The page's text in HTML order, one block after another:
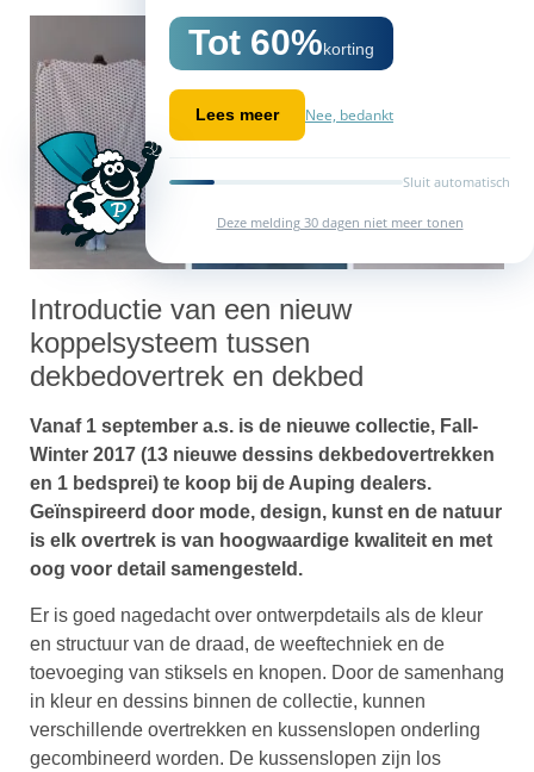
Tot 60%korting
Lees meer Nee, bedankt
Sluit automatisch
Deze melding 30 dagen niet meer tonen
Introductie van een nieuw
koppelsysteem tussen
dekbedovertrek en dekbed
Vanaf 1 september a.s. is de nieuwe collectie, Fall-
Winter 2017 (13 nieuwe dessins dekbedovertrekken
en 1 bedsprei) te koop bij de Auping dealers.
Geïnspireerd door mode, design, kunst en de natuur
is elk overtrek is van hoogwaardige kwaliteit en met
oog voor detail samengesteld.
Er is goed nagedacht over ontwerpdetails als de kleur
en structuur van de draad, de weeftechniek en de
toevoeging van stiksels en knopen. Door de samenhang
in kleur en dessins binnen de collectie, kunnen
verschillende overtrekken en kussenslopen onderling
gecombineerd worden. De kussenslopen zijn los